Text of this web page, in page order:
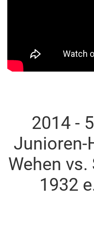
2014 -
Junioren-
Wehen vs.
1932